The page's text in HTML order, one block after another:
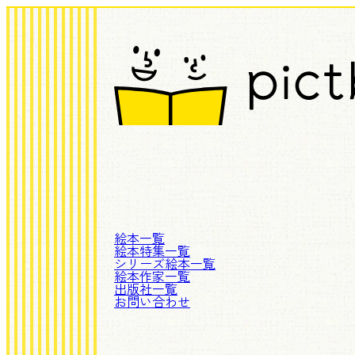
絵本一覧
絵本特集一覧
シリーズ絵本一覧
絵本作家一覧
出版社一覧
お問い合わせ